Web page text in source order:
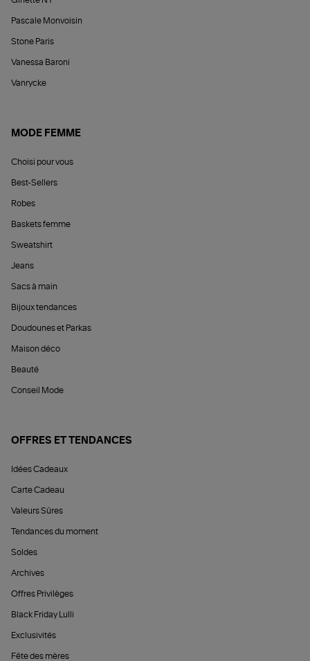
Pascale Monvoisin
Stone Paris
Vanessa Baroni
Vanrycke
MODE FEMME
Choisi pour vous
Best-Sellers
Robes
Baskets femme
Sweatshirt
Jeans
Sacs à main
Bijoux tendances
Doudounes et Parkas
Maison déco
Beauté
Conseil Mode
OFFRES ET TENDANCES
Idées Cadeaux
Carte Cadeau
Valeurs Sûres
Tendances du moment
Soldes
Archives
Offres Privilèges
Black Friday Lulli
Exclusivités
Fête des mères